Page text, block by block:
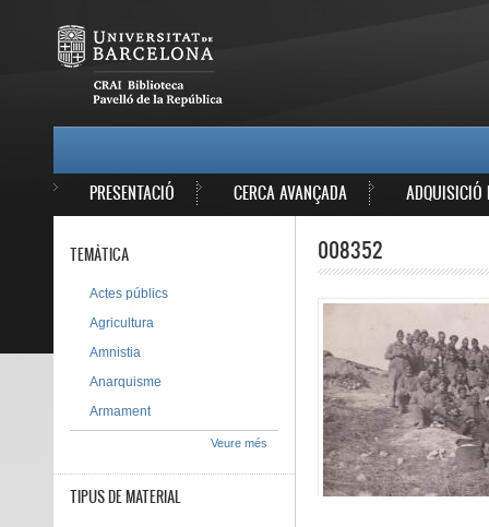
PRESENTACIÓ CERCA AVANÇADA ADQUISICIÓ
008352
TEMÀTICA
Actes públics
Agricultura
Amnistia
Anarquisme
Armament
Veure més
TIPUS DE MATERIAL